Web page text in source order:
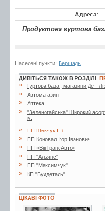
Адреса:
Продуктова гуртова
Населені пункти: Бершадь
ДИВІТЬСЯ ТАКОЖ В РОЗДІЛІ
» Гуртова база , магазини Де -
» Автомагазин
» Аптека
»
"Зеленогайська" Широкий
м.
» ПП Шевчук І.В.
» ПП Коновал Ігор Іванович
» ПП «ВінТрансАвто»
» ПП "Альянс"
» ПП "Максимчук"
» КП "Буддеталь"
ЦІКАВІ ФОТО